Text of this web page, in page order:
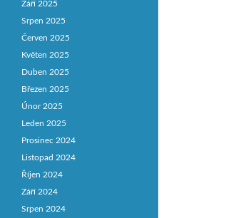
Září 2025
Srpen 2025
Červen 2025
Květen 2025
Duben 2025
Březen 2025
Únor 2025
Leden 2025
Prosinec 2024
Listopad 2024
Říjen 2024
Září 2024
Srpen 2024